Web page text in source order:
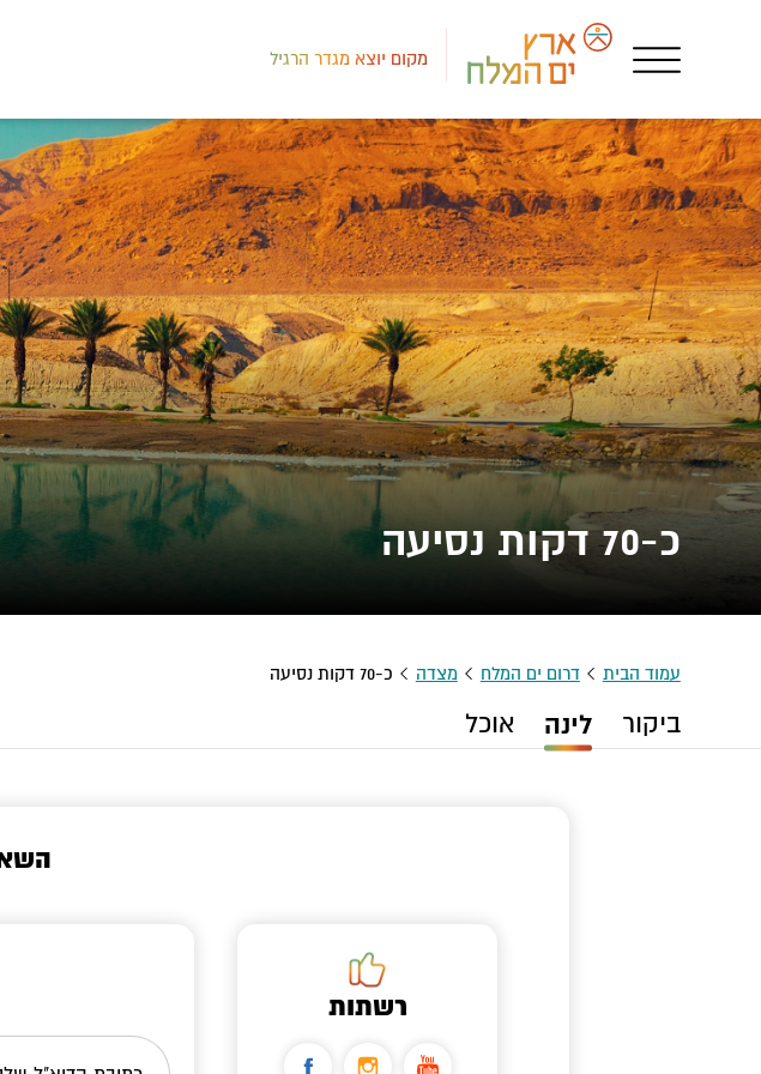
מקום יוצא מגדר הרגיל
כ-70 דקות נסיעה
עמוד הבית דרום ים המלח מצדה כ-70 דקות נסיעה
ביקור לינה אוכל
רשתות